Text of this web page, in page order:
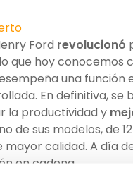
Ford revolucionó
que hoy conocemos
una función
En definitiva, se
la productividad y
de sus modelos, de
calidad. A día
en cadena.